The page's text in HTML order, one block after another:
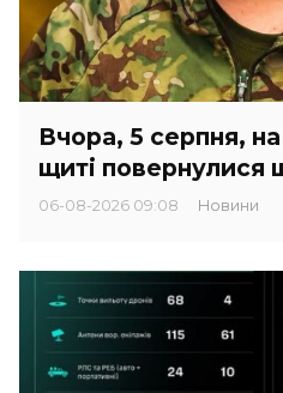
Вчора, 5 серпня,
щиті повернулися
06-08-2026 09:08 Новини